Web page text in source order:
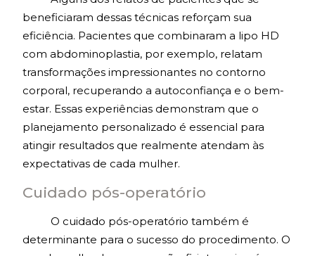
beneficiaram dessas técnicas reforçam sua
eficiência. Pacientes que combinaram a lipo HD
com abdominoplastia, por exemplo, relatam
transformações impressionantes no contorno
corporal, recuperando a autoconfiança e o bem-
estar. Essas experiências demonstram que o
planejamento personalizado é essencial para
atingir resultados que realmente atendam às
expectativas de cada mulher.
Cuidado pós-operatório
O cuidado pós-operatório também é
determinante para o sucesso do procedimento. O